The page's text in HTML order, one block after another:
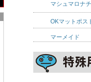
マシュマロナ
OKマットポス
マーメイド